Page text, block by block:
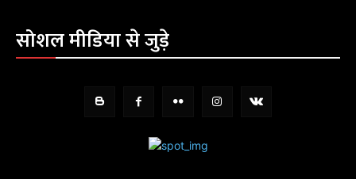
सोशल मीडिया से जुड़े